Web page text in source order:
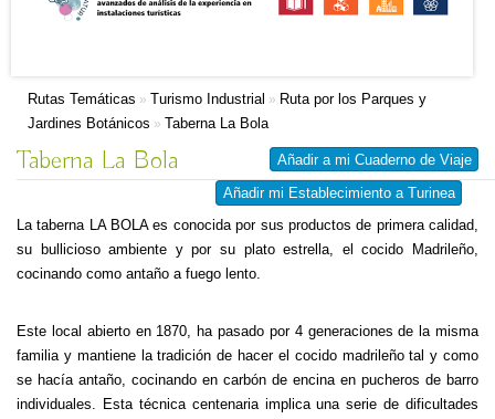
Rutas Temáticas » Turismo Industrial » Ruta por los Parques y
Jardines Botánicos » Taberna La Bola
Añadir a mi Cuaderno de Viaje
Añadir mi Establecimiento a Turinea
Taberna La Bola
La taberna LA BOLA es conocida por sus productos de primera calidad,
su bullicioso ambiente y por su plato estrella, el cocido Madrileño,
cocinando como antaño a fuego lento.
Este local abierto en 1870, ha pasado por 4 generaciones de la misma
familia y mantiene la tradición de hacer el cocido madrileño tal y como
se hacía antaño, cocinando en carbón de encina en pucheros de barro
individuales. Esta técnica centenaria implica una serie de dificultades